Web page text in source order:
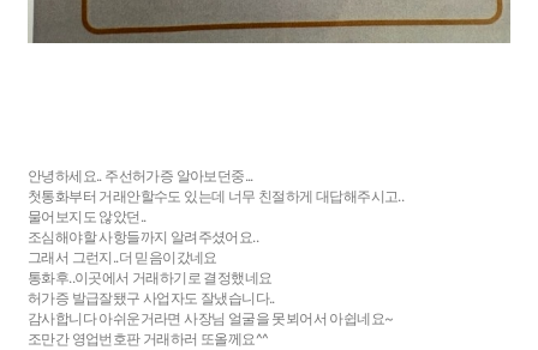
안녕하세요.. 주선허가증 알아보던중...
첫통화부터 거래안할수도 있는데 너무 친절하게 대답해주시고..
물어보지도 않았던..
조심해야할 사항들까지 알려주셨어요..
그래서 그런지..더 믿음이갔네요
통화후..이곳에서 거래하기로 결정했네요
허가증 발급잘됐구 사업자도 잘냈습니다..
감사합니다 아쉬운거라면 사장님 얼굴을 못뵈어서 아쉽네요~
조만간 영업번호판 거래하러 또올께요^^